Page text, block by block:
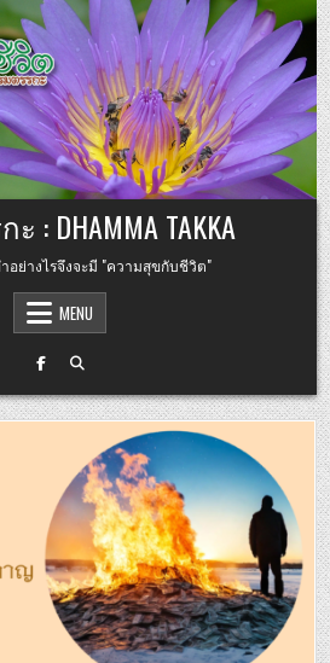
: DHAMMA TAKKA
อย่างไรจึงจะมี "ความสุขกับชีวิต"
MENU